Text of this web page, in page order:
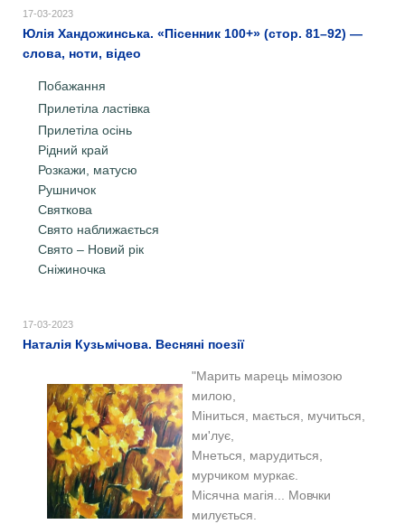
17-03-2023
Юлія Хандожинська. «Пісенник 100+» (стор. 81–92) —
слова, ноти, відео
Побажання
Прилетіла ластівка
Прилетіла осінь
Рідний край
Розкажи, матусю
Рушничок
Святкова
Свято наближається
Свято – Новий рік
Сніжиночка
17-03-2023
Наталія Кузьмічова. Весняні поезії
"Марить марець мімозою
милою,
Міниться, мається, мучиться,
ми'лує,
Мнеться, марудиться,
мурчиком муркає.
Місячна магія... Мовчки
милується.